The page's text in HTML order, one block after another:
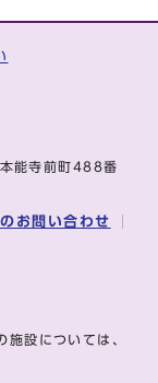
能寺前町488番
お問い合わせ
施設については、